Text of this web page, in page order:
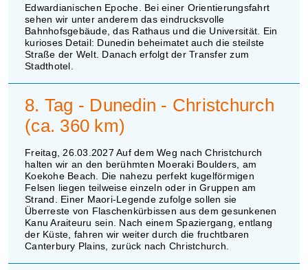
Edwardianischen Epoche. Bei einer Orientierungsfahrt
sehen wir unter anderem das eindrucksvolle
Bahnhofsgebäude, das Rathaus und die Universität. Ein
kurioses Detail: Dunedin beheimatet auch die steilste
Straße der Welt. Danach erfolgt der Transfer zum
Stadthotel.
8. Tag - Dunedin - Christchurch
(ca. 360 km)
Freitag, 26.03.2027 Auf dem Weg nach Christchurch
halten wir an den berühmten Moeraki Boulders, am
Koekohe Beach. Die nahezu perfekt kugelförmigen
Felsen liegen teilweise einzeln oder in Gruppen am
Strand. Einer Maori-Legende zufolge sollen sie
Überreste von Flaschenkürbissen aus dem gesunkenen
Kanu Araiteuru sein. Nach einem Spaziergang, entlang
der Küste, fahren wir weiter durch die fruchtbaren
Canterbury Plains, zurück nach Christchurch.